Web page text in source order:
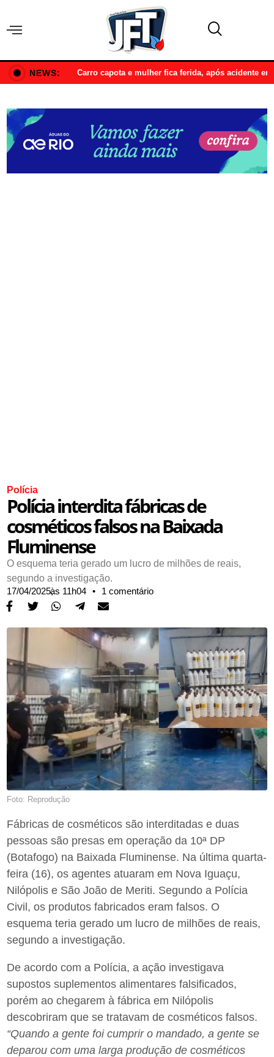
NEWS: Carro capota e mulher fica ferida, após acidente
Polícia
Polícia interdita fábricas de
cosméticos falsos na Baixada
Fluminense
O esquema teria gerado um lucro de milhões de reais,
segundo a investigação.
17/04/2025,às 11h04 • 1 comentário
Foto: Reprodução
Fábricas de cosméticos são interditadas e duas
pessoas são presas em operação da 10ª DP
(Botafogo) na Baixada Fluminense. Na última quarta-
feira (16), os agentes atuaram em Nova Iguaçu,
Nilópolis e São João de Meriti. Segundo a Polícia
Civil, os produtos fabricados eram falsos. O
esquema teria gerado um lucro de milhões de reais,
segundo a investigação.
De acordo com a Polícia, a ação investigava
supostos suplementos alimentares falsificados,
porém ao chegarem à fábrica em Nilópolis
descobriram que se tratavam de cosméticos falsos.
“Quando a gente foi cumprir o mandado, a gente se
deparou com uma larga produção de cosméticos